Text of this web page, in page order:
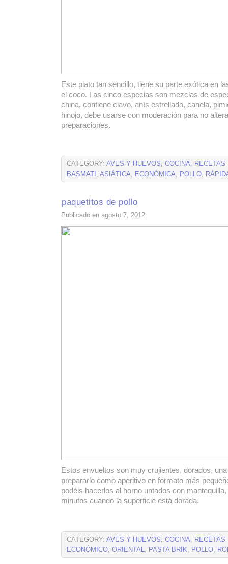
Este plato tan sencillo, tiene su parte exótica en
el coco. Las cinco especias son mezclas de
china, contiene clavo, anís estrellado, canela,
hinojo, debe usarse con moderación para no
preparaciones.
CATEGORY: AVES Y HUEVOS, COCINA, RECETAS
BASMATI , ASIÁTICA, ECONÓMICA, POLLO,
paquetitos de pollo
Publicado en agosto 7, 2012
Estos envueltos son muy crujientes, dorados,
prepararlo como aperitivo en formato más
podéis hacerlos al horno untados con
minutos cuando la superficie está dorada.
CATEGORY: AVES Y HUEVOS, COCINA, RECETAS
ECONÓMICO, ORIENTAL, PASTA BRIK, POLLO,